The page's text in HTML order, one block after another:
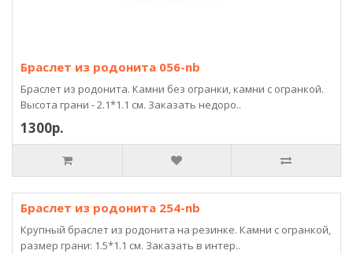
Браслет из родонита 056-nb
Браслет из родонита. Камни без огранки, камни с огранкой.
Высота грани - 2.1*1.1 см. Заказать недоро..
1300р.
Браслет из родонита 254-nb
Крупный браслет из родонита на резинке. Камни с огранкой,
размер грани: 1.5*1.1 см. Заказать в интер..